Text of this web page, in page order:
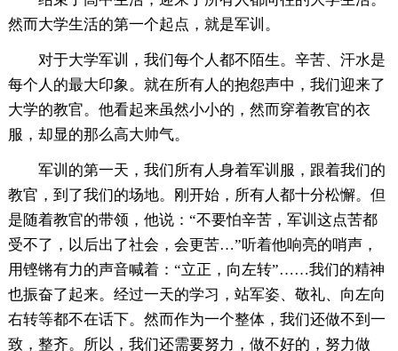
然而大学生活的第一个起点，就是军训。
对于大学军训，我们每个人都不陌生。辛苦、汗水是
每个人的最大印象。就在所有人的抱怨声中，我们迎来了
大学的教官。他看起来虽然小小的，然而穿着教官的衣
服，却显的那么高大帅气。
军训的第一天，我们所有人身着军训服，跟着我们的
教官，到了我们的场地。刚开始，所有人都十分松懈。但
是随着教官的带领，他说：“不要怕辛苦，军训这点苦都
受不了，以后出了社会，会更苦…”听着他响亮的哨声，
用铿锵有力的声音喊着：“立正，向左转”……我们的精神
也振奋了起来。经过一天的学习，站军姿、敬礼、向左向
右转等都不在话下。然而作为一个整体，我们还做不到一
致，整齐。所以，我们还需要努力，做不好的，努力做